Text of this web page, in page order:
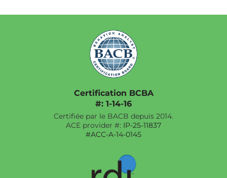
Certification BCBA
#: 1-14-16
Certifiée par le BACB depuis 2014.
ACE provider #: IP-25-11837
#ACC-A-14-0145